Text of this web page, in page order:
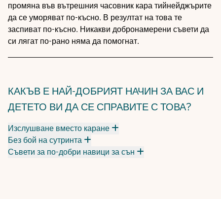
промяна във вътрешния часовник кара тийнейджърите
да се уморяват по-късно. В резултат на това те
заспиват по-късно. Никакви добронамерени съвети да
си лягат по-рано няма да помогнат.
КАКЪВ Е НАЙ-ДОБРИЯТ НАЧИН ЗА ВАС И
ДЕТЕТО ВИ ДА СЕ СПРАВИТЕ С ТОВА?
Изслушване вместо каране
Без бой на сутринта
Съвети за по-добри навици за сън